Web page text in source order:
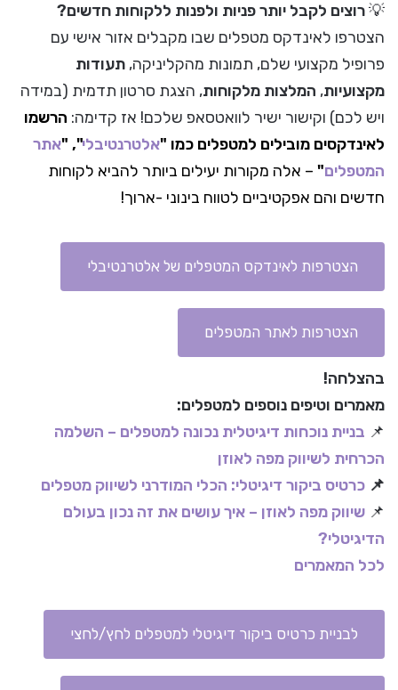
💡רוצים לקבל יותר פניות ולפנות ללקוחות חדשים?
הצטרפו לאינדקס מטפלים שבו מקבלים אזור אישי עם
פרופיל מקצועי שלם, תמונות מהקליניקה, תעודות
מקצועיות, המלצות מלקוחות, הצגת סרטון תדמית (במידה
ויש לכם) וקישור ישיר לוואטסאפ שלכם! אז קדימה: הרשמו
לאינדקסים מובילים למטפלים כמו "אלטרנטיבלי", "אתר
המטפלים" – אלה מקורות יעילים ביותר להביא לקוחות
חדשים והם אפקטיביים לטווח בינוני -ארוך!
הצטרפות לאינדקס המטפלים של אלטרנטיבלי
הצטרפות לאתר המטפלים
בהצלחה!
מאמרים וטיפים נוספים למטפלים:
📌 בניית נוכחות דיגיטלית נכונה למטפלים – השלמה
הכרחית לשיווק מפה לאוזן
📌 כרטיס ביקור דיגיטלי: הכלי המודרני לשיווק מטפלים
📌 שיווק מפה לאוזן – איך עושים את זה נכון בעולם
הדיגיטלי?
לכל המאמרים
לבניית כרטיס ביקור דיגיטלי למטפלים לחץ/לחצי